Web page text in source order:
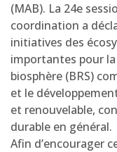
(MAB). La 24e
coordination a
initiatives des
importantes pour
biosphère (BRS)
et le
et renouvelable,
durable en général.
Afin d’encourager